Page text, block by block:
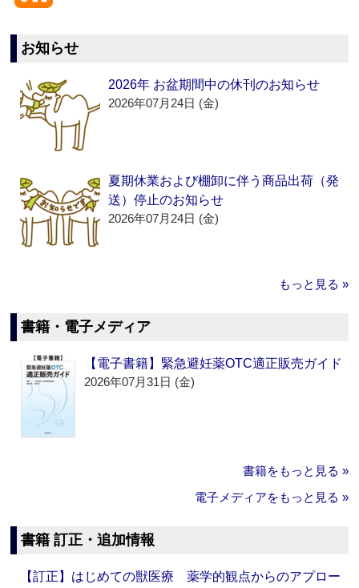
お知らせ
2026年 お盆期間中の休刊のお知らせ
2026年07月24日 (金)
夏期休業および棚卸に伴う商品出荷（発
送）停止のお知らせ
2026年07月24日 (金)
もっと見る »
書籍・電子メディア
【電子書籍】緊急避妊薬OTC適正販売ガイド
2026年07月31日 (金)
書籍をもっと見る »
電子メディアをもっと見る »
書籍 訂正・追加情報
【訂正】はじめての獣医療 薬学的観点からのアプロー